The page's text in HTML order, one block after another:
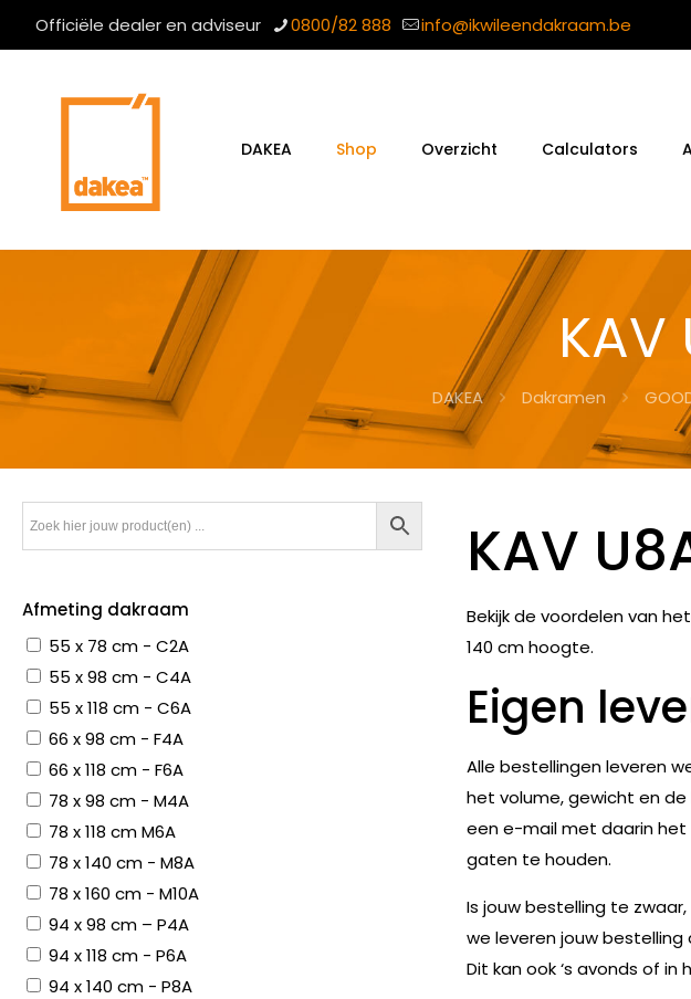
Officiële dealer en adviseur 0800/82 888 info@ikwileendakraam.be
DAKEA Shop Overzicht Calculators
KAV
DAKEA Dakramen
KAV
Bekijk de voordelen van het
140 cm hoogte.
Eigen
Alle bestellingen leveren
het volume, gewicht en
een e-mail met daarin het
gaten te houden.
Is jouw bestelling te
we leveren jouw
Dit kan ook ‘s avonds of
Afmeting dakraam
55 x 78 cm - C2A
55 x 98 cm - C4A
55 x 118 cm - C6A
66 x 98 cm - F4A
66 x 118 cm - F6A
78 x 98 cm - M4A
78 x 118 cm M6A
78 x 140 cm - M8A
78 x 160 cm - M10A
94 x 98 cm – P4A
94 x 118 cm - P6A
94 x 140 cm - P8A